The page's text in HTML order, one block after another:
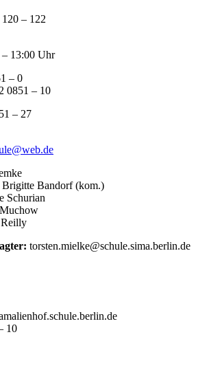
– 122
13:00 Uhr
– 0
0851 – 10
– 27
Brigitte Bandorf (kom.)
Schurian
torsten.mielke@schule.sima.berlin.de
schule.berlin.de
10